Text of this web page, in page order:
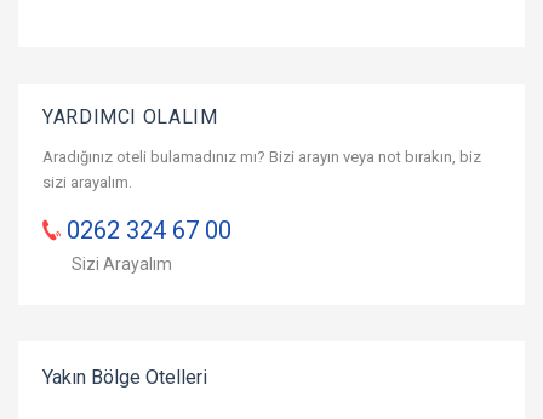
YARDIMCI OLALIM
Aradığınız oteli bulamadınız mı? Bizi arayın veya not bırakın, biz
sizi arayalım.
0262 324 67 00
Sizi Arayalım
Yakın Bölge Otelleri